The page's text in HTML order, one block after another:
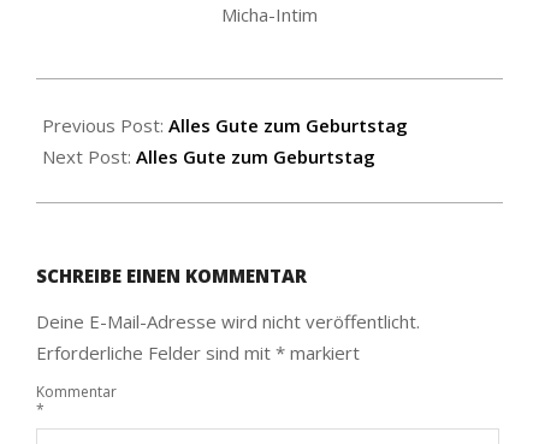
Micha-Intim
03-
26
Previous Post: Alles Gute zum Geburtstag
Next Post: Alles Gute zum Geburtstag
SCHREIBE EINEN KOMMENTAR
Deine E-Mail-Adresse wird nicht veröffentlicht.
Erforderliche Felder sind mit * markiert
Kommentar
*